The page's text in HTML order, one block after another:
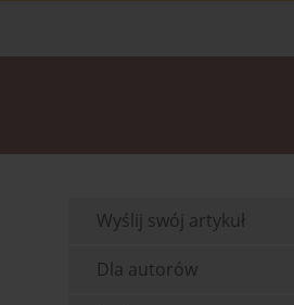
Wyślij swój artykuł
Dla autorów